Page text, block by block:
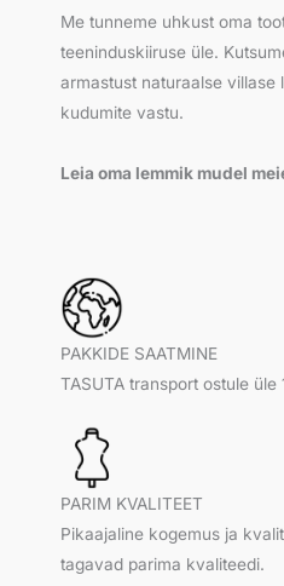
Me tunneme uhkust oma
teeninduskiiruse üle.
armastust naturaalse villase
kudumite vastu.
Leia oma lemmik mudel
PAKKIDE SAATMINE
TASUTA transport ostule üle
PARIM KVALITEET
Pikaajaline kogemus ja
tagavad parima kvaliteedi.